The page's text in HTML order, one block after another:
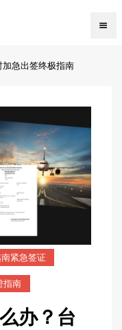
急出签终极指南
南紧急签证
指南
办？台